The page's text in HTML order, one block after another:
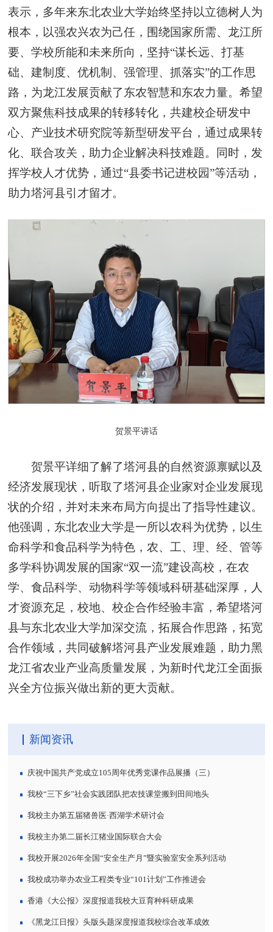
表示，多年来东北农业大学始终坚持以立德树人为
根本，以强农兴农为己任，围绕国家所需、龙江所
要、学校所能和未来所向，坚持“谋长远、打基
础、建制度、优机制、强管理、抓落实”的工作思
路，为龙江发展贡献了东农智慧和东农力量。希望
双方聚焦科技成果的转移转化，共建校企研发中
心、产业技术研究院等新型研发平台，通过成果转
化、联合攻关，助力企业解决科技难题。同时，发
挥学校人才优势，通过“县委书记进校园”等活动，
助力塔河县引才留才。
贺景平讲话
贺景平详细了解了塔河县的自然资源禀赋以及
经济发展现状，听取了塔河县企业家对企业发展现
状的介绍，并对未来布局方向提出了指导性建议。
他强调，东北农业大学是一所以农科为优势，以生
命科学和食品科学为特色，农、工、理、经、管等
多学科协调发展的国家“双一流”建设高校，在农
学、食品科学、动物科学等领域科研基础深厚，人
才资源充足，校地、校企合作经验丰富，希望塔河
县与东北农业大学加深交流，拓展合作思路，拓宽
合作领域，共同破解塔河县产业发展难题，助力黑
龙江省农业产业高质量发展，为新时代龙江全面振
兴全方位振兴做出新的更大贡献。
新闻资讯
庆祝中国共产党成立105周年优秀党课作品展播（三）
我校“三下乡”社会实践团队把农技课堂搬到田间地头
我校主办第五届猪兽医·西湖学术研讨会
我校主办第二届长江猪业国际联合大会
我校开展2026年全国“安全生产月”暨实验室安全系列活动
我校成功举办农业工程类专业“101计划”工作推进会
香港《大公报》深度报道我校大豆育种科研成果
《黑龙江日报》头版头题深度报道我校综合改革成效